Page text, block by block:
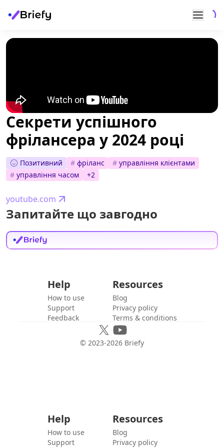
Секрети успішного
фрілансера у 2024 році
Позитивний # фріланс # управління клієнтами
# управління часом +2
youtube.com
Запитайте що завгодно
Help
How to use
Support
Feedback
Resources
Blog
Privacy policy
Terms & conditions
© 2023-2026 Briefy
Help
How to use
Support
Resources
Blog
Privacy policy